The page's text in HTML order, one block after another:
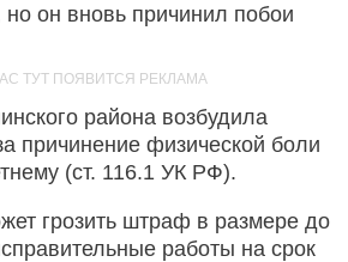
но он вновь причинил побои
района возбудила
причинение физической боли
(ст. 116.1 УК РФ).
грозить штраф в размере до
работы на срок